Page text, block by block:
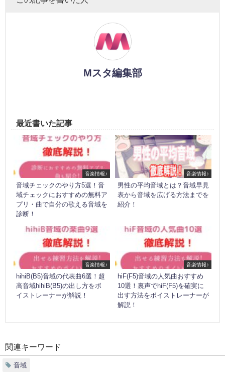
Mスタ編集部
最近書いた記事
音楽情報♪
音域チェックのやり方5選！音
域チェックにおすすめの無料ア
プリ・曲で自分の歌える音域を
診断！
音楽情報♪
男性の平均音域とは？音域早見
表から音域を広げる方法までを
紹介！
音楽情報♪
hihiB(B5)音域の代表曲6選！超
高音域hihiB(B5)の出し方をボ
イストレーナーが解説！
音楽情報♪
hiF(F5)音域の人気曲おすすめ
10選！裏声でhiF(F5)を確実に
出す方法をボイストレーナーが
解説！
関連キーワード
音域